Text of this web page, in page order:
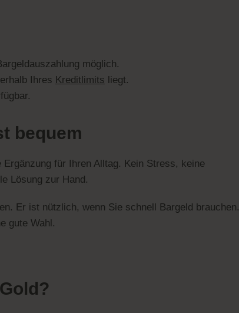
möglich.
Ihres Kreditlimits liegt.
bequem
für Ihren Alltag. Kein Stress, keine
Lösung zur Hand.
Er ist nützlich, wenn Sie schnell Bargeld brauchen.
gute Wahl.